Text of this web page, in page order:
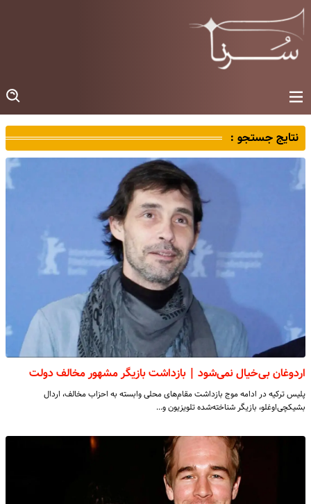
نتایج جستجو :
اردوغان بی‌خیال نمی‌شود | بازداشت بازیگر مشهور مخالف دولت
پلیس ترکیه در ادامه موج بازداشت مقام‌های محلی وابسته به احزاب مخالف، اردال
بشیکچی‌اوغلو، بازیگر شناخته‌شده تلویزیون و…